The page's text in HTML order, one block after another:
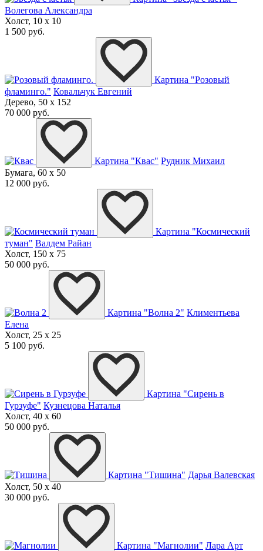
Волегова Александра
Холст, 10 x 10
1 500 руб.
Картина "Розовый
фламинго." Ковальчук Евгений
Дерево, 50 x 152
70 000 руб.
Картина "Квас" Рудник Михаил
Бумага, 60 x 50
12 000 руб.
Картина "Космический
туман" Валдем Райан
Холст, 150 x 75
50 000 руб.
Картина "Волна 2" Климентьева
Елена
Холст, 25 x 25
5 100 руб.
Картина "Сирень в
Гурзуфе" Кузнецова Наталья
Холст, 40 x 60
50 000 руб.
Картина "Тишина" Дарья Валевская
Холст, 50 x 40
30 000 руб.
Картина "Магнолии" Лара Арт